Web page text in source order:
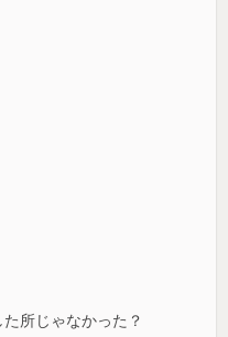
所じゃなかった？